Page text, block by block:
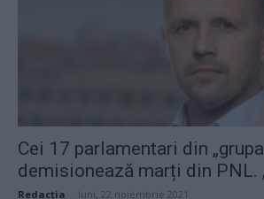
Cei 17 parlamentari din
demisionează marți din PNL.
Redacţia luni, 22 noiembrie 2021